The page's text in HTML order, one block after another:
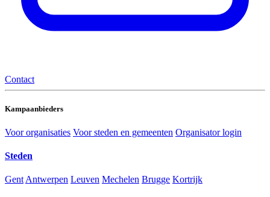
Contact
Kampaanbieders
Voor organisaties Voor steden en gemeenten Organisator login
Steden
GentAntwerpen Leuven Mechelen Brugge Kortrijk